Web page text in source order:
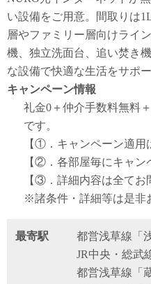
い設備をご用意。間取りは
層やファミリー層向けライ
機、独立洗面台、追い焚き
な設備で快適な生活をサポー
キャンペーン情報
礼金0 ＋仲介手数料無料 ＋
です。
【①．キャンペーン適用
【②．各部屋毎にキャン
【③．詳細内容は全てお
※諸条件・詳細等は是非
最寄駅
都営浅草線「
JR中央・総武
都営浅草線「